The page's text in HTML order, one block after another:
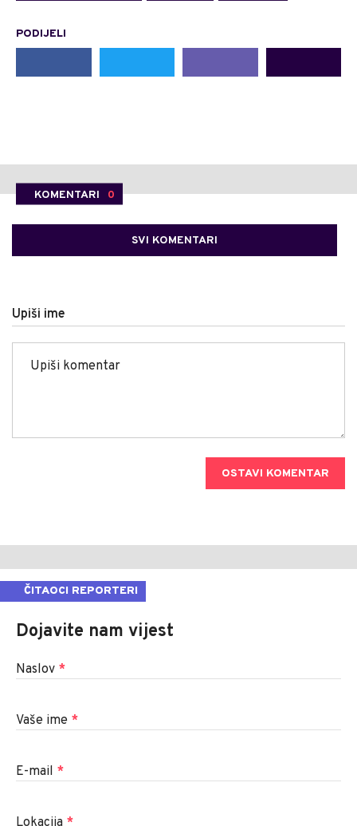
PODIJELI
KOMENTARI 0
SVI KOMENTARI
Upiši ime
OSTAVI KOMENTAR
ČITAOCI REPORTERI
Dojavite nam vijest
Naslov *
Vaše ime *
E-mail *
Lokacija *